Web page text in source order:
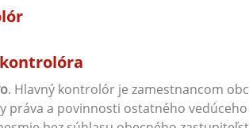
. Hlavný kontrolór je zamestnancom
práva a povinnosti ostatného vedúceho